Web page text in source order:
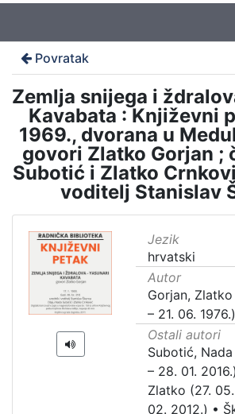
Povratak
Zemlja snijega i
Kavabata : Književni
1969., dvorana u
govori Zlatko Gorjan ;
Subotić i Zlatko
voditelj Stanislav
Jezik
hrvatski
Autor
Gorjan, Zlatko
– 21. 06. 1976.)
Ostali autori
Subotić, Nada
– 28. 01. 2016.)
Zlatko (27.
02. 2012.) •